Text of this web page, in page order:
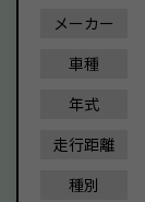
メーカー
車種
年式
走行距離
種別